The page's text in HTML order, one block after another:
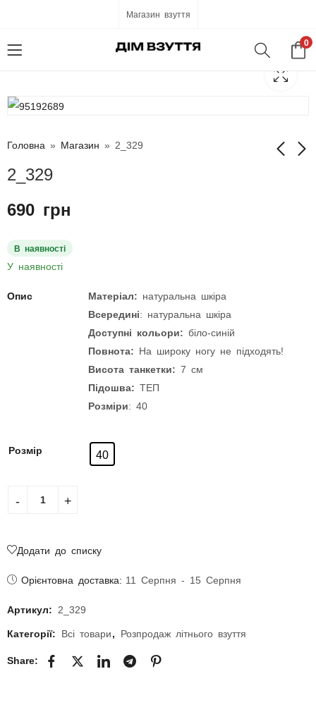
Магазин взуття
0
Головна » Магазин » 2_329
2_329
690 грн
В наявності
У наявності
Опис Матеріал: натуральна шкіра
Всередині: натуральна шкіра
Доступні кольори: біло-синій
Повнота: На широку ногу не підходять!
Висота танкетки: 7 см
Підошва: ТЕП
Розміри: 40
Розмір 40
Додати до списку
Орієнтовна доставка: 11 Серпня - 15 Серпня
Артикул: 2_329
Категорії: Всі товари Розпродаж літнього взуття
Share: